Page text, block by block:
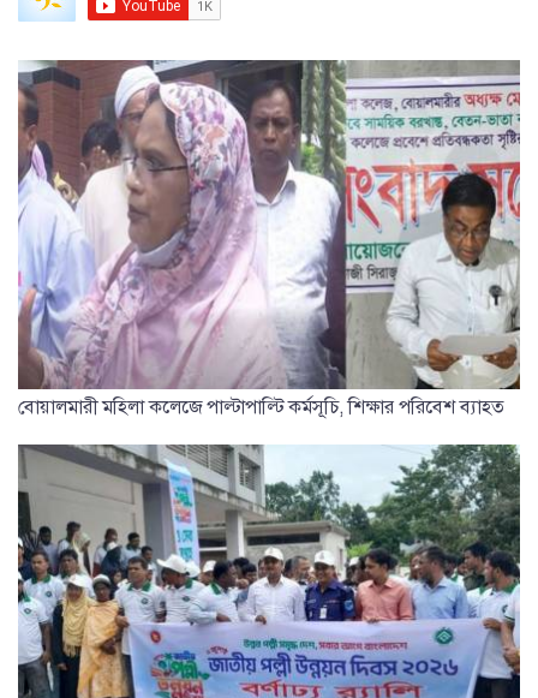
বোয়ালমারী মহিলা কলেজে পাল্টাপাল্টি কর্মসূচি, শিক্ষার পরিবেশ ব্যাহত